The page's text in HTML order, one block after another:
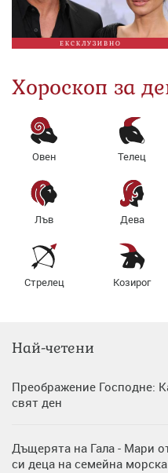
ЕКСКЛУЗИВНО
Хороскоп за
Овен Телец
Лъв Дева
Стрелец Козирог
Най-четени
Преображение Господне:
свят ден
Дъщерята на Гала - Мари
си деца на семейна